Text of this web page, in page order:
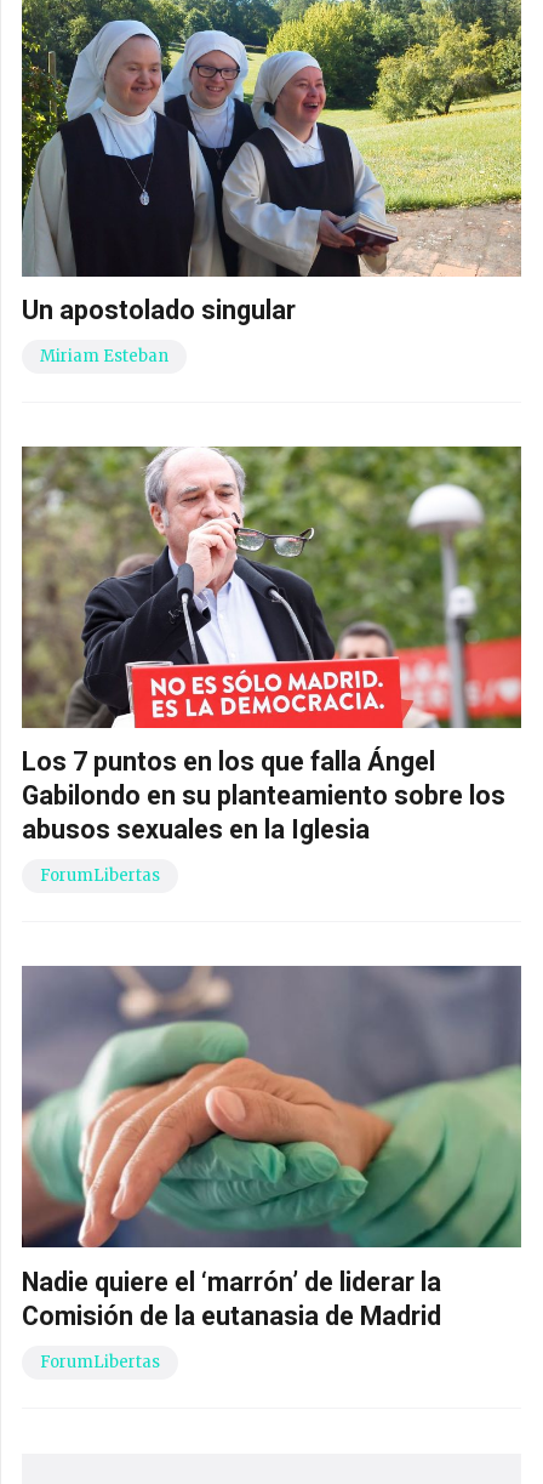
Un apostolado singular
Miriam Esteban
Los 7 puntos en los que falla Ángel
Gabilondo en su planteamiento sobre los
abusos sexuales en la Iglesia
ForumLibertas
Nadie quiere el ‘marrón’ de liderar la
Comisión de la eutanasia de Madrid
ForumLibertas